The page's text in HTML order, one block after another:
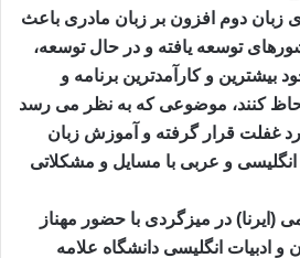
زبان دوم افزون بر زبان مادری باعث
توسعه یافته و در حال توسعه،
بیشترین و کارآمدترین برنامه و
کنند، موضوعی که به نظر می رسد
غفلت قرار گرفته و آموزش زبان
انگلیسی و عربی با مسایل و مشکلاتی
(ایرنا) در میزگردی با حضور مهناز
ادبیات انگلیسی دانشگاه علامه